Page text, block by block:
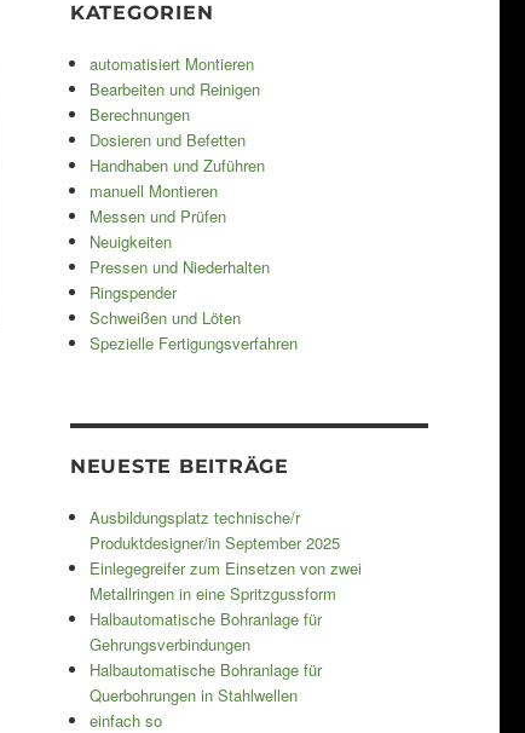
KATEGORIEN
automatisiert Montieren
Bearbeiten und Reinigen
Berechnungen
Dosieren und Befetten
Handhaben und Zuführen
manuell Montieren
Messen und Prüfen
Neuigkeiten
Pressen und Niederhalten
Ringspender
Schweißen und Löten
Spezielle Fertigungsverfahren
NEUESTE BEITRÄGE
Ausbildungsplatz technische/r
Produktdesigner/in September 2025
Einlegegreifer zum Einsetzen von zwei
Metallringen in eine Spritzgussform
Halbautomatische Bohranlage für
Gehrungsverbindungen
Halbautomatische Bohranlage für
Querbohrungen in Stahlwellen
einfach so